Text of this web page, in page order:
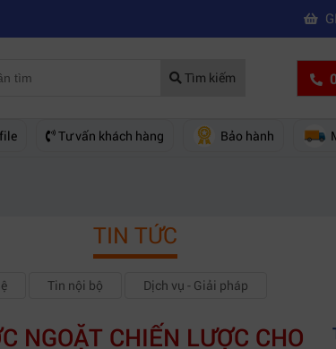
nghiệp Mua máy quay phim hd giá rẻ nên mua của
Tìm kiếm
Tư vấn khách hàng Bảo hành
TIN TỨC
Tin nội bộ Dịch vụ - Giải pháp
NGOẶT CHIẾN LƯỢC CHO